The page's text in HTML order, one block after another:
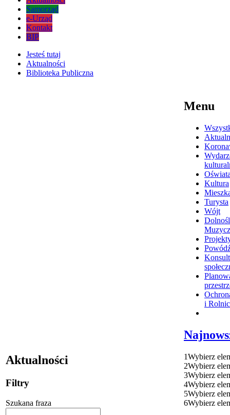
Samorząd
e-Urząd
Kontakt
BIP
Jesteś tutaj
Aktualności
Biblioteka Publiczna
Aktualności
Filtry
Szukana fraza
Menu
Kultura
Turysta
Wójt
i
1Wybierz
2Wybierz
3Wybierz
4Wybierz
5Wybierz
6Wybierz